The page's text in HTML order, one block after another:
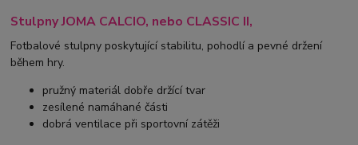
Stulpny JOMA CALCIO, nebo CLASSIC II,
Fotbalové stulpny poskytující stabilitu, pohodlí a pevné držení
během hry.
pružný materiál dobře držící tvar
zesílené namáhané části
dobrá ventilace při sportovní zátěži